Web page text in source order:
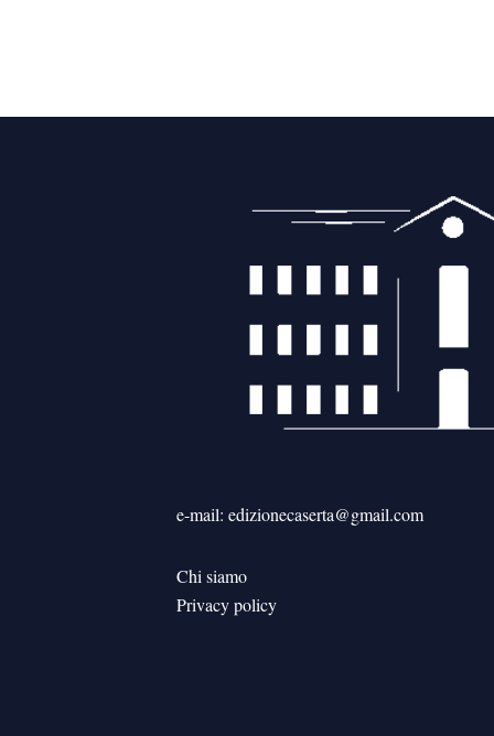
e-mail: edizionecaserta@gmail.com
Chi siamo
Privacy policy